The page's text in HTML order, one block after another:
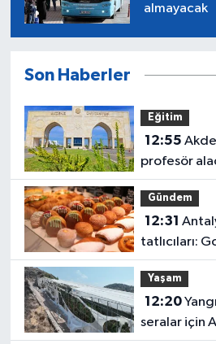
almayacak
Son Haberler
Eğitim
12:55
profesör
Gündem
12:31
tatlıcıları:
2026
Yaşam
12:20Yangından zarar gören
seralar için